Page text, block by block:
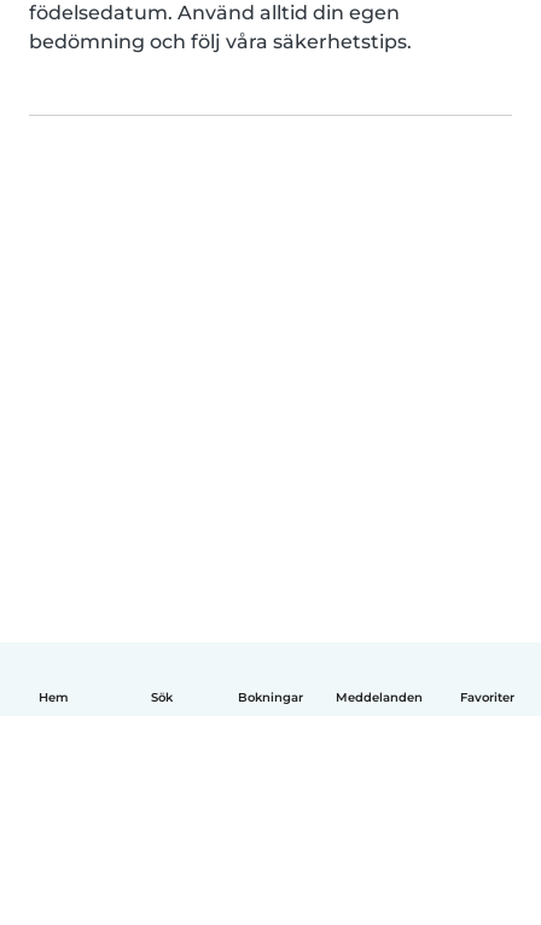
Hem Sök Bokningar Meddelanden Favoriter
födelsedatum. Använd alltid din egen
bedömning och följ våra säkerhetstips.